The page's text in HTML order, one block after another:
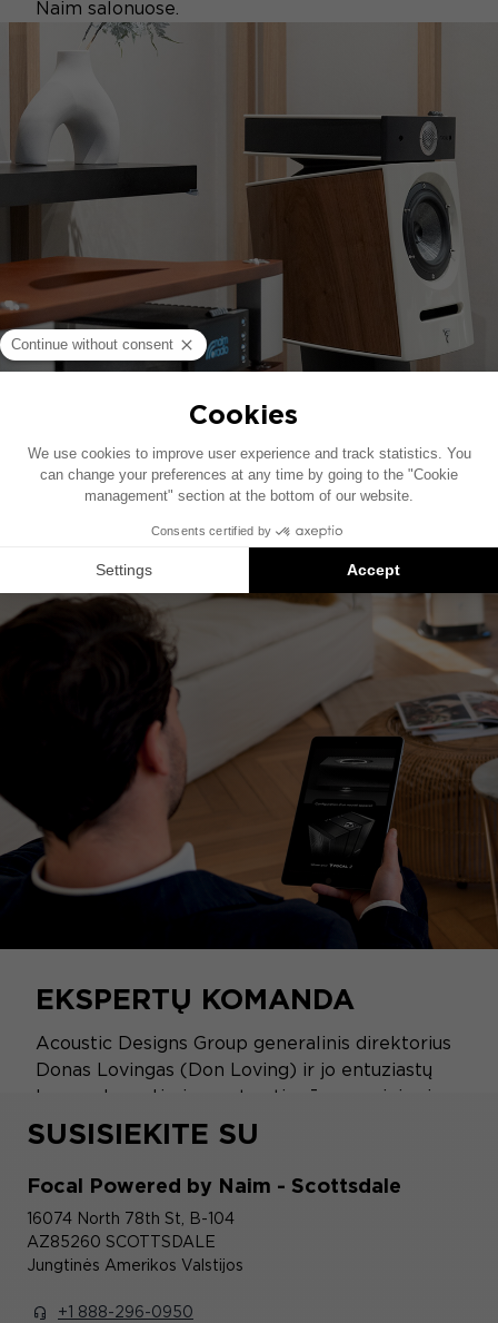
Naim salonuose.
SPECIALI APDAILA
Skotsdalyje nepraleiskite Sopra N°2
garsiakalbio su specialia chameleono apdaila
garsiakalbio su oranžinio lako
apdaila.
EKSPERTŲ KOMANDA
Acoustic Designs Group generalinis direktorius
Donas Lovingas (Don Loving) ir jo entuziastų
komanda padės jums atrasti mūsų gaminius ir
užtikrins jums individualų aptarnavimą nuo
gaminio įsigijimo iki jo sumontavimo.
SUSISIEKITE SU
Focal Powered by Naim - Scottsdale
16074 North 78th St, B-104
AZ85260 SCOTTSDALE
Jungtinės Amerikos Valstijos
+1 888-296-0950